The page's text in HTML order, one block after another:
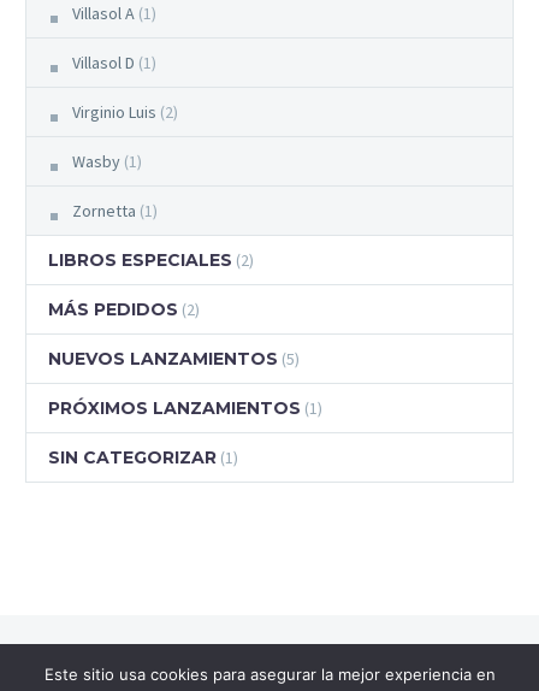
Villasol A (1)
Villasol D (1)
Virginio Luis (2)
Wasby (1)
Zornetta (1)
LIBROS ESPECIALES (2)
MÁS PEDIDOS (2)
NUEVOS LANZAMIENTOS (5)
PRÓXIMOS LANZAMIENTOS (1)
SIN CATEGORIZAR (1)
Este sitio usa cookies para asegurar la mejor experiencia en